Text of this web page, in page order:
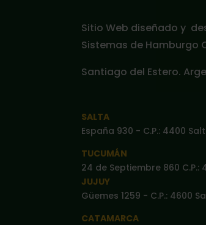
Sitio Web diseñado y
Sistemas de Hamburgo
Santiago del Estero.
SALTA
España 930 - C.P.: 4400
TUCUMÁN
24 de Septiembre 860 C.P.:
JUJUY
Güemes 1259 - C.P.: 4600
CATAMARCA